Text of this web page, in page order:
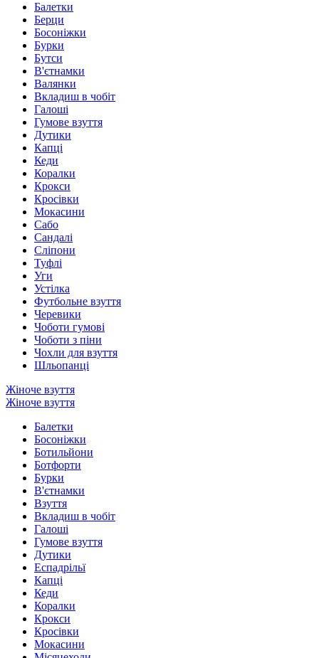
Балетки
Берци
Босоніжки
Бурки
Бутси
В'єтнамки
Валянки
Вкладиш в чобіт
Галоші
Гумове взуття
Дутики
Капці
Кеди
Коралки
Крокси
Кросівки
Мокасини
Сабо
Сандалі
Сліпони
Туфлі
Уги
Устілка
Футбольне взуття
Черевики
Чоботи гумові
Чоботи з піни
Чохли для взуття
Шльопанці
Жіноче взуття
Жіноче взуття
Балетки
Босоніжки
Ботильйони
Ботфорти
Бурки
В'єтнамки
Взуття
Вкладиш в чобіт
Галоші
Гумове взуття
Дутики
Еспадрільї
Капці
Кеди
Коралки
Крокси
Кросівки
Мокасини